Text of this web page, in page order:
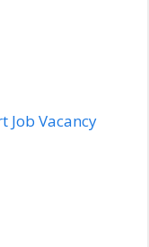
Job Vacancy